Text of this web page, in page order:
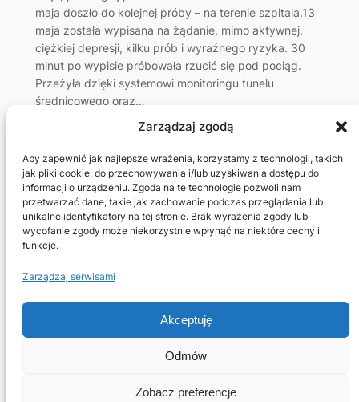
Zarządzaj zgodą
Aby zapewnić jak najlepsze wrażenia, korzystamy z technologii, takich
jak pliki cookie, do przechowywania i/lub uzyskiwania dostępu do
informacji o urządzeniu. Zgoda na te technologie pozwoli nam
przetwarzać dane, takie jak zachowanie podczas przeglądania lub
unikalne identyfikatory na tej stronie. Brak wyrażenia zgody lub
wycofanie zgody może niekorzystnie wpłynąć na niektóre cechy i
funkcje.
Zarządzaj serwisami
Akceptuję
Odmów
Zobacz preferencje
maja doszło do kolejnej próby – na terenie szpitala.13
maja została wypisana na żądanie, mimo aktywnej,
ciężkiej depresji, kilku prób i wyraźnego ryzyka. 30
minut po wypisie próbowała rzucić się pod pociąg.
Przeżyła dzięki systemowi monitoringu tunelu
średnicowego oraz…
O mnie Prywatność
Polityka prywatności UE
Social